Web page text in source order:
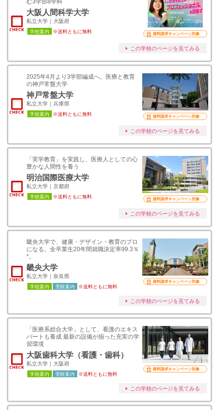
む3学部8学科
大阪人間科学大学
私立大学｜大阪府
学校案内 ※送料ともに無料 資料請求キャンペーン対象
この学校のページを見てみる
2025年4月より3学部編成へ。医療と教育
の神戸常盤大学
神戸常盤大学
私立大学｜兵庫県
学校案内 ※送料ともに無料 資料請求キャンペーン対象
この学校のページを見てみる
「実学教育」を実践し、医療人としての心
豊かな人間性を養う
明治国際医療大学
私立大学｜京都府
学校案内 ※送料ともに無料 資料請求キャンペーン対象
この学校のページを見てみる
畿央大学で、健康・デザイン・教育のプロ
になる。全卒業生20年間就職決定率99.3％
*。
畿央大学
私立大学｜奈良県
学校案内 受験案内 ※送料ともに無料
資料請求キャンペーン対象
この学校のページを見てみる
「医療系総合大学」として、看護のエキス
パートも養成 最新の設備が揃った充実の学
習環境
大阪歯科大学（看護・歯科）
私立大学｜大阪府
学校案内 受験案内 ※送料ともに無料
資料請求キャンペーン対象
この学校のページを見てみる